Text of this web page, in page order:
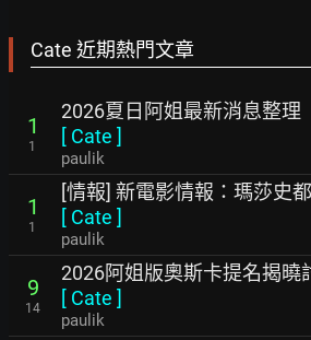
Cate 近期熱門文章
1
1
2026夏日阿姐最新消息整理
[ Cate ]
paulik
1
1
[情報] 新電影情報：瑪莎史
[ Cate ]
paulik
9
14
2026阿姐版奧斯卡提名揭曉
[ Cate ]
paulik